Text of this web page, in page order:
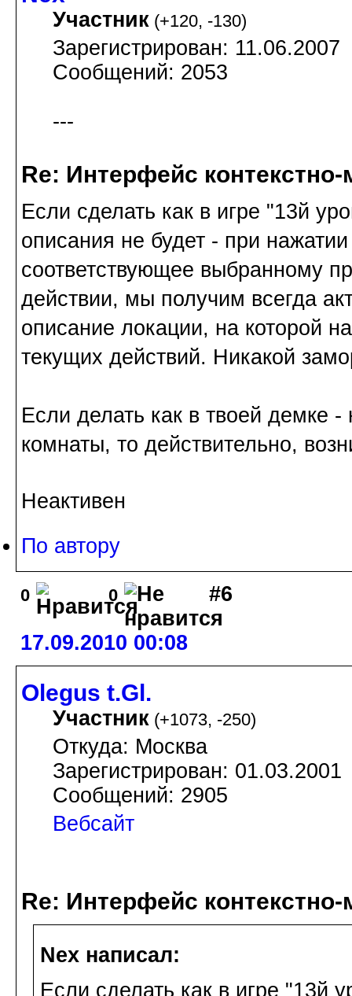
Участник (+120, -130)
Зарегистрирован: 11.06.2007
Сообщений: 2053
---
Re: Интерфейс
Если сделать как в игре "13й
описания не будет - при
соответствующее выбранному
действии, мы получим всегда
описание локации, на которой
текущих действий. Никакой
Если делать как в твоей демке
комнаты, то действительно,
Неактивен
По автору
0 0 #6
17.09.2010 00:08
Olegus t.Gl.
Участник (+1073, -250)
Откуда: Москва
Зарегистрирован: 01.03.2001
Сообщений: 2905
Вебсайт
Re: Интерфейс
Nex написал:
Если сделать как в игре "13й